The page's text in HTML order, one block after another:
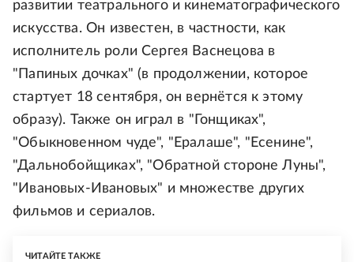
развитии театрального и кинематографического
искусства. Он известен, в частности, как
исполнитель роли Сергея Васнецова в
"Папиных дочках" (в продолжении, которое
стартует 18 сентября, он вернётся к этому
образу). Также он играл в "Гонщиках",
"Обыкновенном чуде", "Ералаше", "Есенине",
"Дальнобойщиках", "Обратной стороне Луны",
"Ивановых-Ивановых" и множестве других
фильмов и сериалов.
ЧИТАЙТЕ ТАКЖЕ